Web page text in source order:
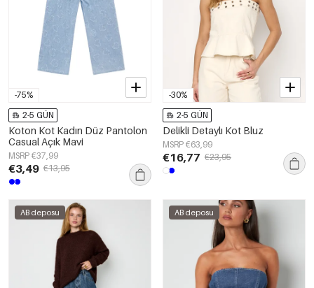
-75%
2-5 GÜN
Koton Kot Kadın Düz Pantolon
Casual Açık Mavi
MSRP €37,99
€3,49 €13,95
-30%
2-5 GÜN
Delikli Detaylı Kot Bluz
MSRP €63,99
€16,77 €23,95
AB deposu AB deposu